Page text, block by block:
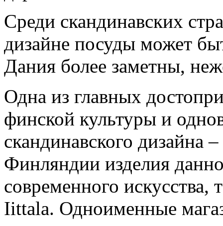
Среди скандинавских
дизайне посуды может
Дания более заметны,
Одна из главных
финской культуры и
скандинавского дизайна
Финляндии изделия
современного искусства,
Iittala. Одноименные